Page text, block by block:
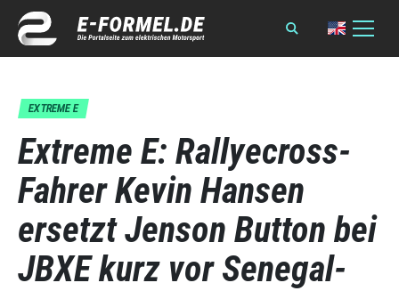
EXTREME E
Extreme E: Rallyecross-
Fahrer Kevin Hansen
ersetzt Jenson Button bei
JBXE kurz vor Senegal-